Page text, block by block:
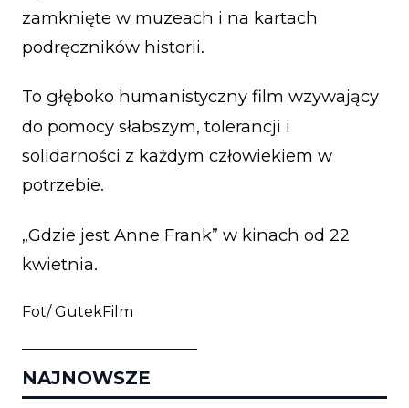
zamknięte w muzeach i na kartach
podręczników historii.
To głęboko humanistyczny film wzywający
do pomocy słabszym, tolerancji i
solidarności z każdym człowiekiem w
potrzebie.
„Gdzie jest Anne Frank” w kinach od 22
kwietnia.
Fot/ GutekFilm
NAJNOWSZE